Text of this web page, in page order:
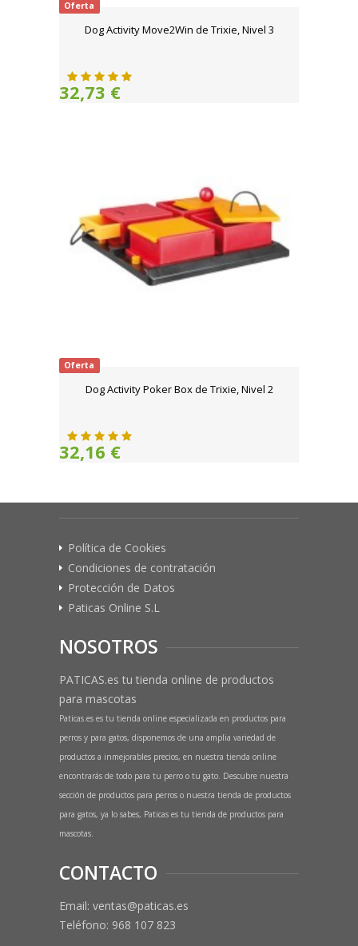
Oferta
Dog Activity Move2Win de Trixie, Nivel 3
32,73 €
Oferta
Dog Activity Poker Box de Trixie, Nivel 2
32,16 €
Política de Cookies
Condiciones de contratación
Protección de Datos
Paticas Online S.L
NOSOTROS
PATICAS.es tu tienda online de productos
para mascotas
Paticas.es es tu tienda online especializada en productos para
perros y para gatos, disponemos de una amplia variedad de
productos a inmejorables precios, en nuestra tienda online
encontrarás de todo para tu perro o tu gato. Descubre nuestra
sección de productos para perros o nuestra tienda de productos
para gatos, ya lo sabes, Paticas es tu tienda de productos para
mascotas.
CONTACTO
Email: ventas@paticas.es
Teléfono: 968 107 823